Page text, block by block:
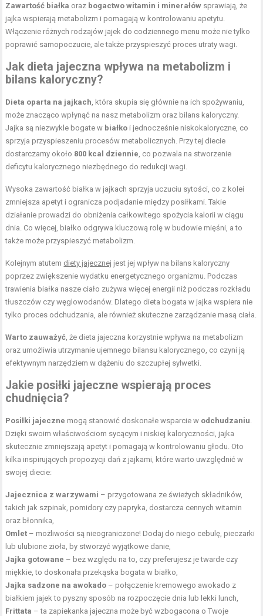
Zawartość białka oraz bogactwo witamin i minerałów sprawiają, że
jajka wspierają metabolizm i pomagają w kontrolowaniu apetytu.
Włączenie różnych rodzajów jajek do codziennego menu może nie tylko
poprawić samopoczucie, ale także przyspieszyć proces utraty wagi.
Jak dieta jajeczna wpływa na metabolizm i
bilans kaloryczny?
Dieta oparta na jajkach , która skupia się głównie na ich spożywaniu,
może znacząco wpłynąć na nasz metabolizm oraz bilans kaloryczny.
Jajka są niezwykle bogate w białko i jednocześnie niskokaloryczne, co
sprzyja przyspieszeniu procesów metabolicznych. Przy tej diecie
dostarczamy około 800 kcal dziennie , co pozwala na stworzenie
deficytu kalorycznego niezbędnego do redukcji wagi.
Wysoka zawartość białka w jajkach sprzyja uczuciu sytości, co z kolei
zmniejsza apetyt i ogranicza podjadanie między posiłkami. Takie
działanie prowadzi do obniżenia całkowitego spożycia kalorii w ciągu
dnia. Co więcej, białko odgrywa kluczową rolę w budowie mięśni, a to
także może przyspieszyć metabolizm.
Kolejnym atutem diety jajecznej jest jej wpływ na bilans kaloryczny
poprzez zwiększenie wydatku energetycznego organizmu. Podczas
trawienia białka nasze ciało zużywa więcej energii niż podczas rozkładu
tłuszczów czy węglowodanów. Dlatego dieta bogata w jajka wspiera nie
tylko proces odchudzania, ale również skuteczne zarządzanie masą ciała.
Warto zauważyć , że dieta jajeczna korzystnie wpływa na metabolizm
oraz umożliwia utrzymanie ujemnego bilansu kalorycznego, co czyni ją
efektywnym narzędziem w dążeniu do szczupłej sylwetki.
Jakie posiłki jajeczne wspierają proces
chudnięcia?
Posiłki jajeczne mogą stanowić doskonałe wsparcie w odchudzaniu
Dzięki swoim właściwościom sycącym i niskiej kaloryczności, jajka
skutecznie zmniejszają apetyt i pomagają w kontrolowaniu głodu. Oto
kilka inspirujących propozycji dań z jajkami, które warto uwzględnić w
swojej diecie:
Jajecznica z warzywami – przygotowana ze świeżych składników,
takich jak szpinak, pomidory czy papryka, dostarcza cennych witamin
oraz błonnika,
Omlet – możliwości są nieograniczone! Dodaj do niego cebulę, pieczarki
lub ulubione zioła, by stworzyć wyjątkowe danie,
Jajka gotowane – bez względu na to, czy preferujesz je twarde czy
miękkie, to doskonała przekąska bogata w białko,
Jajka sadzone na awokado – połączenie kremowego awokado z
białkiem jajek to pyszny sposób na rozpoczęcie dnia lub lekki lunch,
Frittata – ta zapiekanka jajeczna może być wzbogacona o Twoje